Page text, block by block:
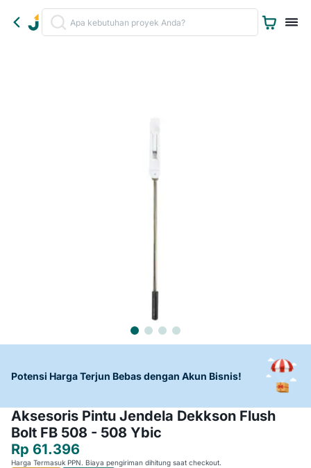
Potensi Harga Terjun Bebas dengan Akun Bisnis!
Aksesoris Pintu Jendela Dekkson Flush
Bolt FB 508 - 508 Ybic
Rp 61.396
Harga Termasuk PPN. Biaya pengiriman dihitung saat checkout.